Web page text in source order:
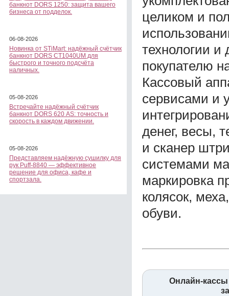
банкнот DORS 1250: защита вашего
бизнеса от подделок.
06-08-2026
Новинка от STiMart: надёжный счётчик
банкнот DORS CT1040UM для
быстрого и точного подсчёта
наличных.
05-08-2026
Встречайте надёжный счётчик
банкнот DORS 620 АS: точность и
скорость в каждом движении.
05-08-2026
Представляем надёжную сушилку для
рук Puff-8840 — эффективное
решение для офиса, кафе и
спортзала.
целиком и
технологии
покупателю
Кассовый
сервисами и
денег, весы,
и сканер
системами
маркировка
колясок,
обуви.
Онлайн-